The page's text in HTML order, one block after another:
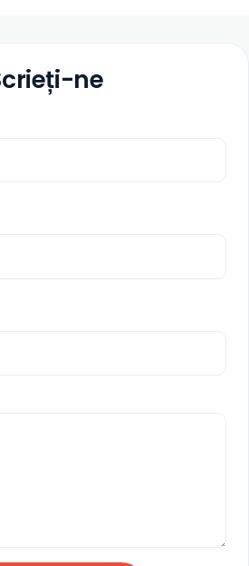
ne